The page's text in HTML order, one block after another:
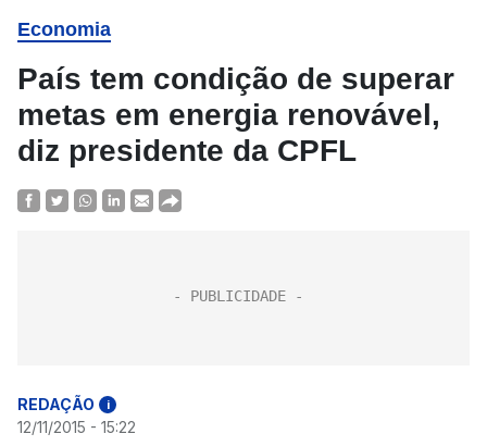
Economia
País tem condição de superar
metas em energia renovável,
diz presidente da CPFL
REDAÇÃO i
12/11/2015 - 15:22